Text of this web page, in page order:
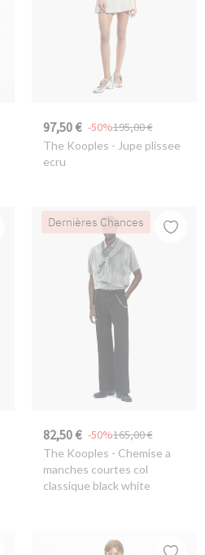
97,50 € 195,00 €
-50%
The Kooples - Jupe plissee
ecru
Dernières Chances
82,50 € 165,00 €
-50%
The Kooples - Chemise a
manches courtes col
classique black white